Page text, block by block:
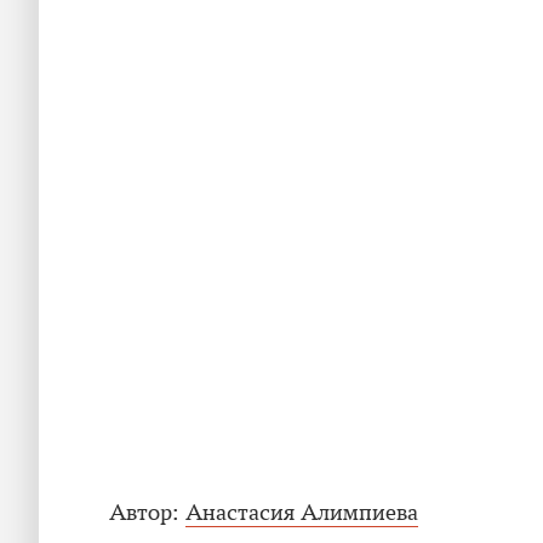
Автор: Анастасия Алимпиева